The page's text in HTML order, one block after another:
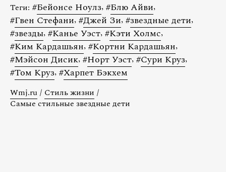
Теги: #Бейонсе Ноулз, #Блю Айви,
#Гвен Стефани, #Джей Зи, #звездные дети,
#звезды, #Канье Уэст, #Кэти Холмс,
#Ким Кардашьян, #Кортни Кардашьян,
#Мэйсон Дисик, #Норт Уэст, #Сури Круз,
#Том Круз, #Харпет Бэкхем
Wmj.ru / Стиль жизни /
Самые стильные звездные дети